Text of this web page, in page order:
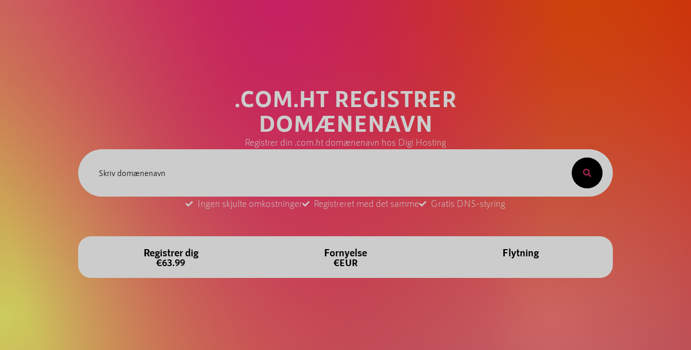
.COM.HT REGISTRER
DOMÆNENAVN
Registrer din .com.ht domænenavn hos Digi Hosting
Ingen skjulte omkostninger Registreret med det samme Gratis DNS-styring
Registrer dig
€63.99
Fornyelse
€EUR
Flytning